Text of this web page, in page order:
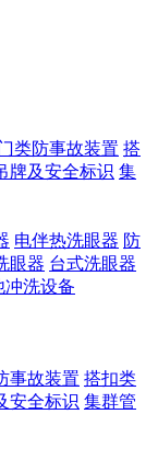
类防事故装置 搭
牌及安全标识 集
电伴热洗眼器 防
眼器 台式洗眼器
冲洗设备
事故装置 搭扣类
安全标识 集群管